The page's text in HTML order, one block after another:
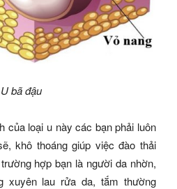
U bã đậu
của loại u này các bạn phải luôn
khô thoáng giúp việc đào thải
hợp bạn là người da nhờn,
xuyên lau rửa da, tắm thường